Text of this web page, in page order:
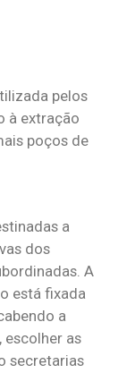
pelos
à extração
poços de
a
dos
A
está fixada
a
escolher as
secretarias